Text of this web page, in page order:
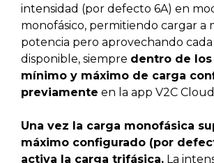
intensidad (por defecto 6A) en
monofásico, permitiendo cargar a
potencia pero aprovechando
disponible, siempre dentro de
mínimo y máximo de carga
previamente en la app V2C
Una vez la carga monofásica
máximo configurado (por
activa la carga trifásica. La